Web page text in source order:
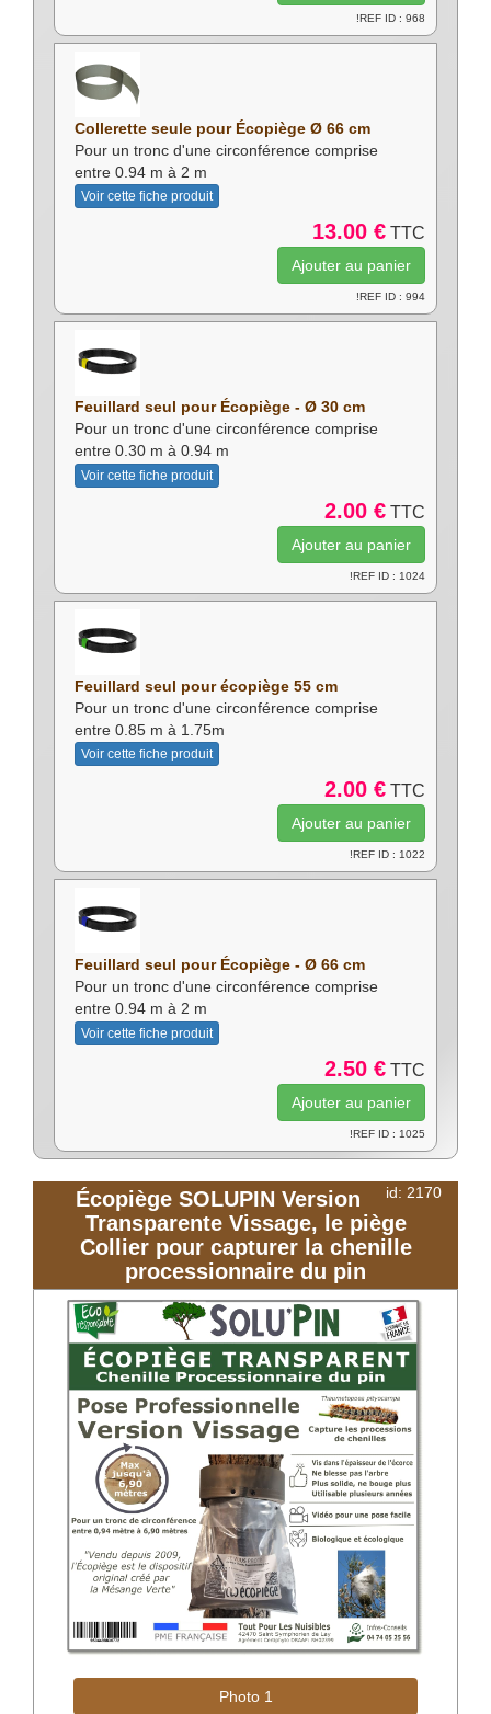
!REF ID : 968
Collerette seule pour Écopiège Ø 66 cm
Pour un tronc d'une circonférence comprise
entre 0.94 m à 2 m
Voir cette fiche produit
13.00 € TTC
!REF ID : 994
Feuillard seul pour Écopiège - Ø 30 cm
Pour un tronc d'une circonférence comprise
entre 0.30 m à 0.94 m
Voir cette fiche produit
2.00 € TTC
!REF ID : 1024
Feuillard seul pour écopiège 55 cm
Pour un tronc d'une circonférence comprise
entre 0.85 m à 1.75m
Voir cette fiche produit
2.00 € TTC
!REF ID : 1022
Feuillard seul pour Écopiège - Ø 66 cm
Pour un tronc d'une circonférence comprise
entre 0.94 m à 2 m
Voir cette fiche produit
2.50 € TTC
!REF ID : 1025
id: 2170
Écopiège SOLUPIN Version
Transparente Vissage, le piège
Collier pour capturer la chenille
processionnaire du pin
Photo 1